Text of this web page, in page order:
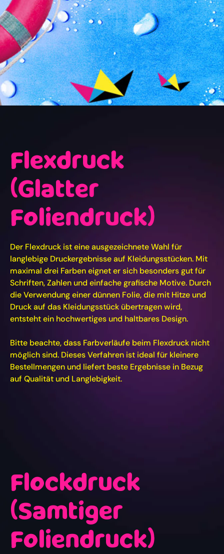
unsere Folien
Flexdruck
(Glatter
Foliendruck)
Der Flexdruck ist eine ausgezeichnete Wahl für
langlebige Druckergebnisse auf Kleidungsstücken. Mit
maximal drei Farben eignet er sich besonders gut für
Schriften, Zahlen und einfache grafische Motive. Durch
die Verwendung einer dünnen Folie, die mit Hitze und
Druck auf das Kleidungsstück übertragen wird,
entsteht ein hochwertiges und haltbares Design.
Bitte beachte, dass Farbverläufe beim Flexdruck nicht
möglich sind. Dieses Verfahren ist ideal für kleinere
Bestellmengen und liefert beste Ergebnisse in Bezug
auf Qualität und Langlebigkeit.
Flockdruck
(Samtiger
Foliendruck)